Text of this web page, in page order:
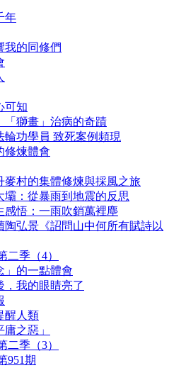
年
我的同修們
可知
「獅畫」治病的奇蹟
功學員 致死案例頻現
修煉體會
麥村的集體修煉與採風之旅
壩：從暴雨到地震的反思
感悟：一雨吹銷萬裡塵
弘景《詔問山中何所有賦詩以
二季（4）
」的一點體會
，我的眼睛亮了
醒人類
之惡」
二季（3）
951期